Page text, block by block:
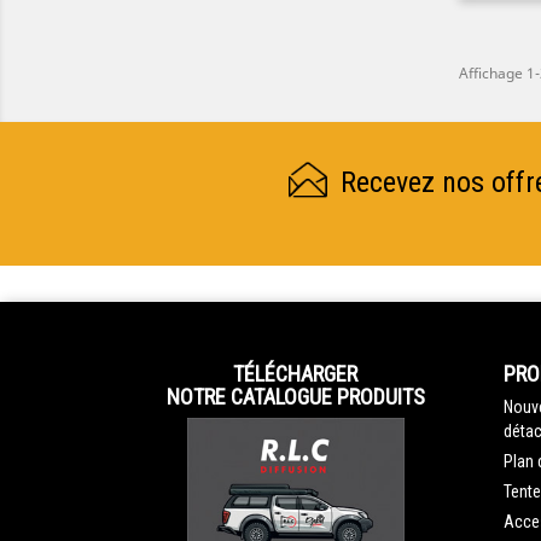
Affichage
Recevez nos
TÉLÉCHARGER
NOTRE CATALOGUE PRODUITS
Plan